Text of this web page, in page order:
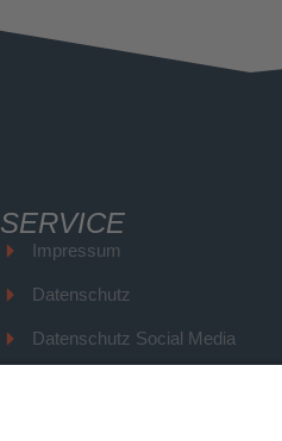
SERVICE
Impressum
Datenschutz
Datenschutz Social Media